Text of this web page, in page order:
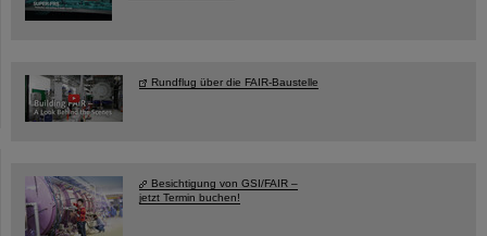
Rundflug über die FAIR-Baustelle
Besichtigung von GSI/FAIR –
jetzt Termin buchen!